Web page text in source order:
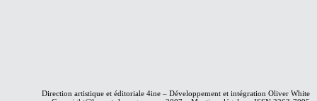
Direction artistique et éditoriale 4ine – Développement et intégration Oliver White